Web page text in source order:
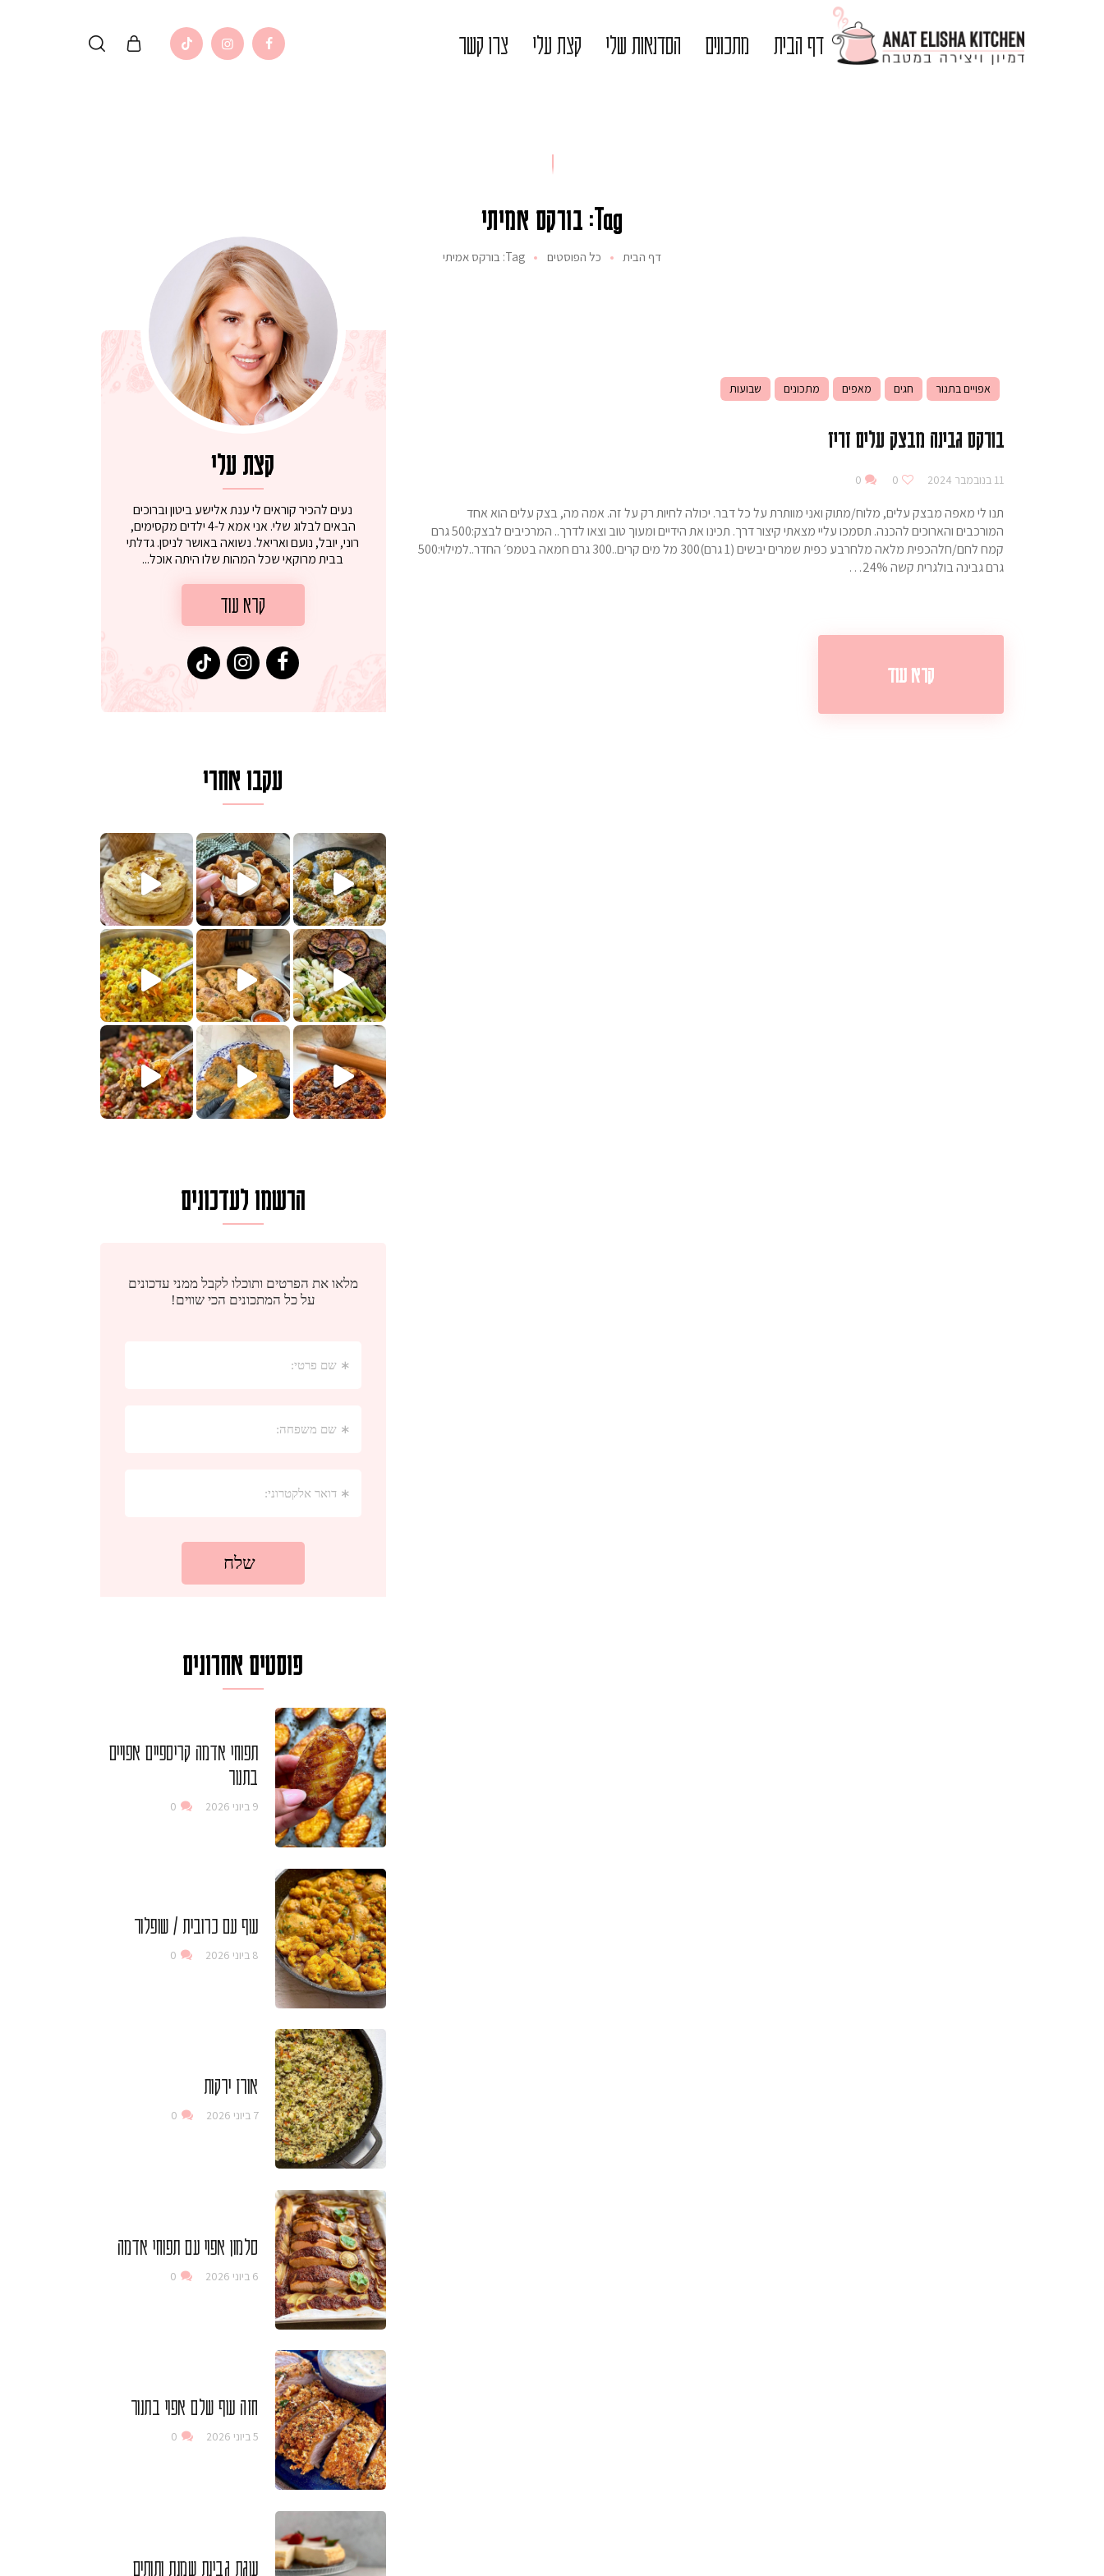
דף הבית מתכונים הסדנאות שלי קצת עלי צרו קשר
Tag: בורקס אמיתי
דף הבית כל הפוסטים Tag: בורקס אמיתי
אפויים בתנור חגים מאפים מתכונים שבועות
בורקס גבינה מבצק עלים זריז
11 בנובמבר 2024 0
0
תנו לי מאפה מבצק עלים, מלוח/מתוק ואני מוותרת על כל דבר. יכולה לחיות רק על זה. אמה מה, בצק עלים הוא אחד
המורכבים והארוכים להכנה. תסמכו עליי מצאתי קיצור דרך. תכינו את הידיים ומעוך טוב וצאו לדרך.. המרכיבים לבצק:500 גרם
קמח לחם/חלהכפית מלאה מלחרבע כפית שמרים יבשים (1 גרם)300 מל מים קרים..300 גרם חמאה בטמפ׳ החדר..למילוי:500
גרם גבינה בולגרית קשה 24%…
קרא עוד
קצת עלי
נעים להכיר קוראים לי ענת אלישע ביטון וברוכים
הבאים לבלוג שלי. אני אמא ל-4 ילדים מקסימים,
רוני, יובל, נועם ואריאל. נשואה באושר לניסן. גדלתי
בבית מרוקאי שכל המהות שלו היתה אוכל...
קרא עוד
עקבו אחרי
קלחי תירס צרובים על מחבת עם גבינה בולגרית מעודנת מ
נשנושי פרגיות קריספיים ממכרים שמכינים בכמה דקות עב
לחם מחבת שהוא שילוב של מופלטה וספינז׳, רעיון מעול
אז מה בשבילכם? בפ
פסטל טוניסאי לתשעת הימים, חשבתי מה לחדש לכם ונראה
אורז יצירתי לתשעת הימים ולכבוד שבת קודשלמתכון
פיצה של תשעת הימים ולמה היא נקראת ככה? ההסבר בסרטו
מז׳ווז׳ין או בתרגום לעברית, מחותניםמתכון ראש
שייטל מוקפץ עם אורז חביתה וירקות, למתכון . המרכי
הרשמו לעדכונים
פוסטים אחרונים
תפוחי אדמה קריספיים אפויים
בתנור
9 ביוני 2026 0
עוף עם כרובית / שופלור
8 ביוני 2026 0
אורז ירקות
7 ביוני 2026 0
סלמון אפוי עם תפוחי אדמה
6 ביוני 2026 0
חזה עוף שלם אפוי בתנור
5 ביוני 2026 0
עוגת גבינת שמנת ותותים